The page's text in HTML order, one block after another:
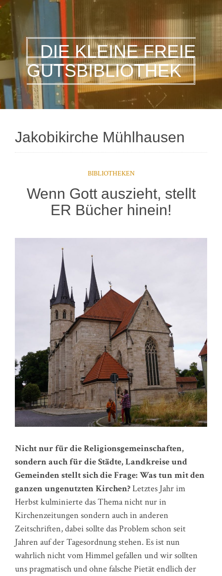
DIE KLEINE FREIE
GUTSBIBLIOTHEK
Jakobikirche Mühlhausen
BIBLIOTHEKEN
Wenn Gott auszieht, stellt
ER Bücher hinein!
Nicht nur für die Religionsgemeinschaften,
sondern auch für die Städte, Landkreise und
Gemeinden stellt sich die Frage: Was tun mit den
ganzen ungenutzten Kirchen?Letztes Jahr im
Herbst kulminierte das Thema nicht nur in
Kirchenzeitungen sondern auch in anderen
Zeitschriften, dabei sollte das Problem schon seit
Jahren auf der Tagesordnung stehen. Es ist nun
wahrlich nicht vom Himmel gefallen und wir sollten
uns pragmatisch und ohne falsche Pietät endlich der